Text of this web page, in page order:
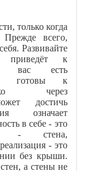
только когда
всего,
Развивайте
приведёт к
у вас есть
готовы к
через
достичь
означает
в себе - это
- стена,
- это
без крыши.
а стены не